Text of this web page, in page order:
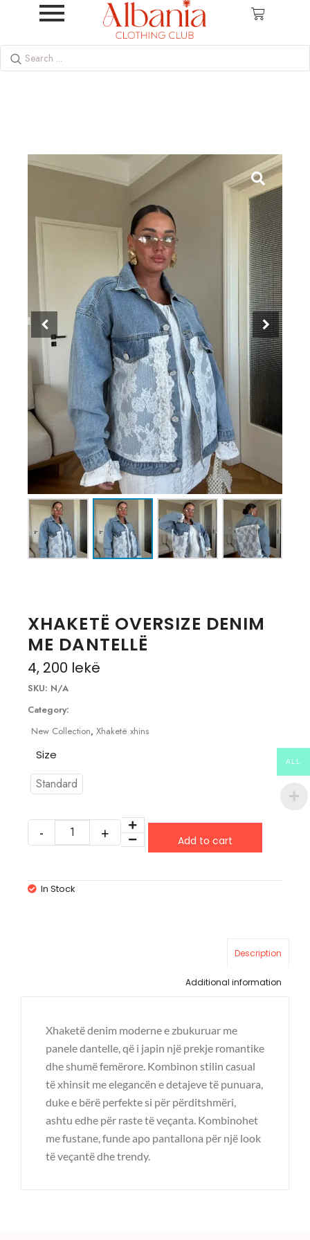
XHAKETË OVERSIZE DENIM
ME DANTELLË
4, 200 lekë
SKU: N/A
Category:
New Collection, Xhaketë xhins
Size
Standard
Add to cart
In Stock
Description
Additional information
Xhaketë denim moderne e zbukuruar me
panele dantelle, që i japin një prekje romantike
dhe shumë femërore. Kombinon stilin casual
të xhinsit me elegancën e detajeve të punuara,
duke e bërë perfekte si për përditshmëri,
ashtu edhe për raste të veçanta. Kombinohet
me fustane, funde apo pantallona për një look
të veçantë dhe trendy.
ALL